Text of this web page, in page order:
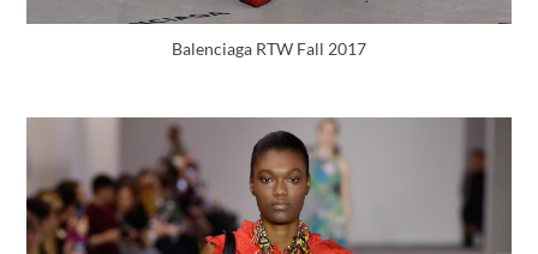
Balenciaga RTW Fall 2017